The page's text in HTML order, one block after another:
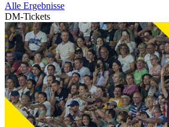
Alle Ergebnisse
DM-Tickets